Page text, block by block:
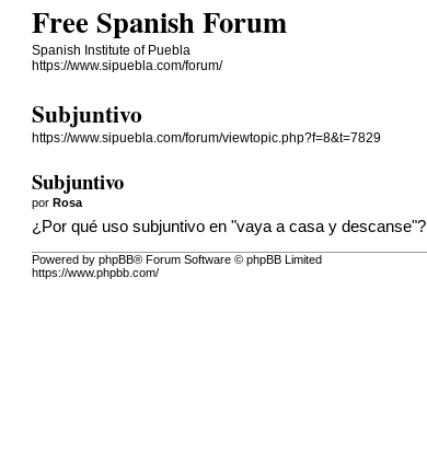
Free Spanish Forum
Spanish Institute of Puebla
https://www.sipuebla.com/forum/
Subjuntivo
https://www.sipuebla.com/forum/viewtopic.php?f=8&t=7829
Subjuntivo
porRosa
¿Por qué uso subjuntivo en "vaya a casa y descanse"?
Powered by phpBB® Forum Software © phpBB Limited
https://www.phpbb.com/